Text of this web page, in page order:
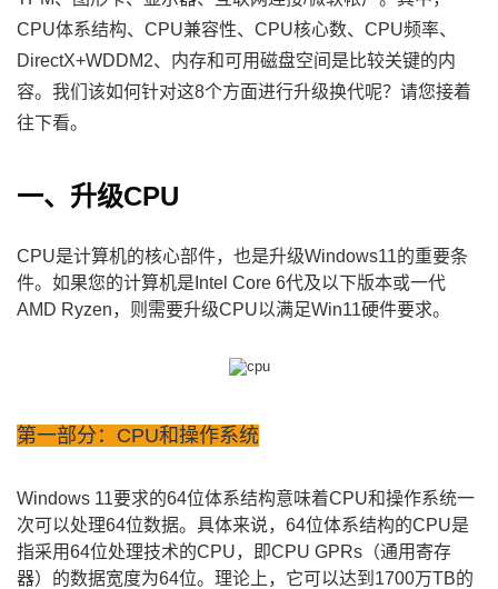
CPU体系结构、CPU兼容性、CPU核心数、CPU频率、
DirectX+WDDM2、内存和可用磁盘空间是比较关键的内
容。我们该如何针对这8个方面进行升级换代呢？请您接着
往下看。
一、升级CPU
CPU是计算机的核心部件，也是升级Windows11的重要条
件。如果您的计算机是Intel Core 6代及以下版本或一代
AMD Ryzen，则需要升级CPU以满足Win11硬件要求。
第一部分：CPU和操作系统
Windows 11要求的64位体系结构意味着CPU和操作系统一
次可以处理64位数据。具体来说，64位体系结构的CPU是
指采用64位处理技术的CPU，即CPU GPRs（通用寄存
器）的数据宽度为64位。理论上，它可以达到1700万TB的